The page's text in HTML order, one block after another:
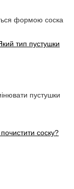
формою соска
тип пустушки
пустушки
соску?